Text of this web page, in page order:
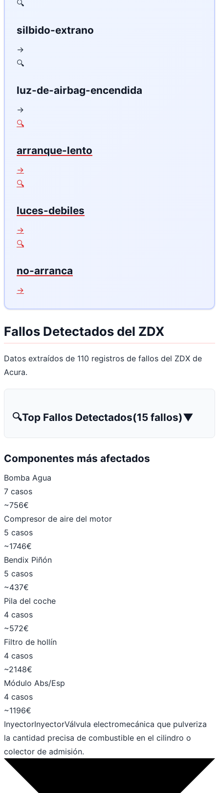
🔍
silbido-extrano
→
🔍
luz-de-airbag-encendida
→
🔍
arranque-lento
→
🔍
luces-debiles
→
🔍
no-arranca
→
Fallos Detectados del ZDX
Datos extraídos de 110 registros de fallos del ZDX de
Acura.
🔍Top Fallos Detectados(15 fallos)▼
Componentes más afectados
Bomba Agua
7 casos
~756€
Compresor de aire del motor
5 casos
~1746€
Bendix Piñón
5 casos
~437€
Pila del coche
4 casos
~572€
Filtro de hollín
4 casos
~2148€
Módulo Abs/Esp
4 casos
~1196€
InyectorInyectorVálvula electromecánica que pulveriza
la cantidad precisa de combustible en el cilindro o
colector de admisión.